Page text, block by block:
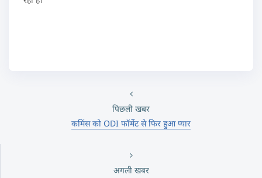
पिछली खबर
कमिंस को ODI फॉर्मेट से फिर हुआ प्यार
अगली खबर